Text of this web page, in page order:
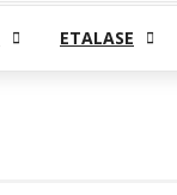
ETALASE